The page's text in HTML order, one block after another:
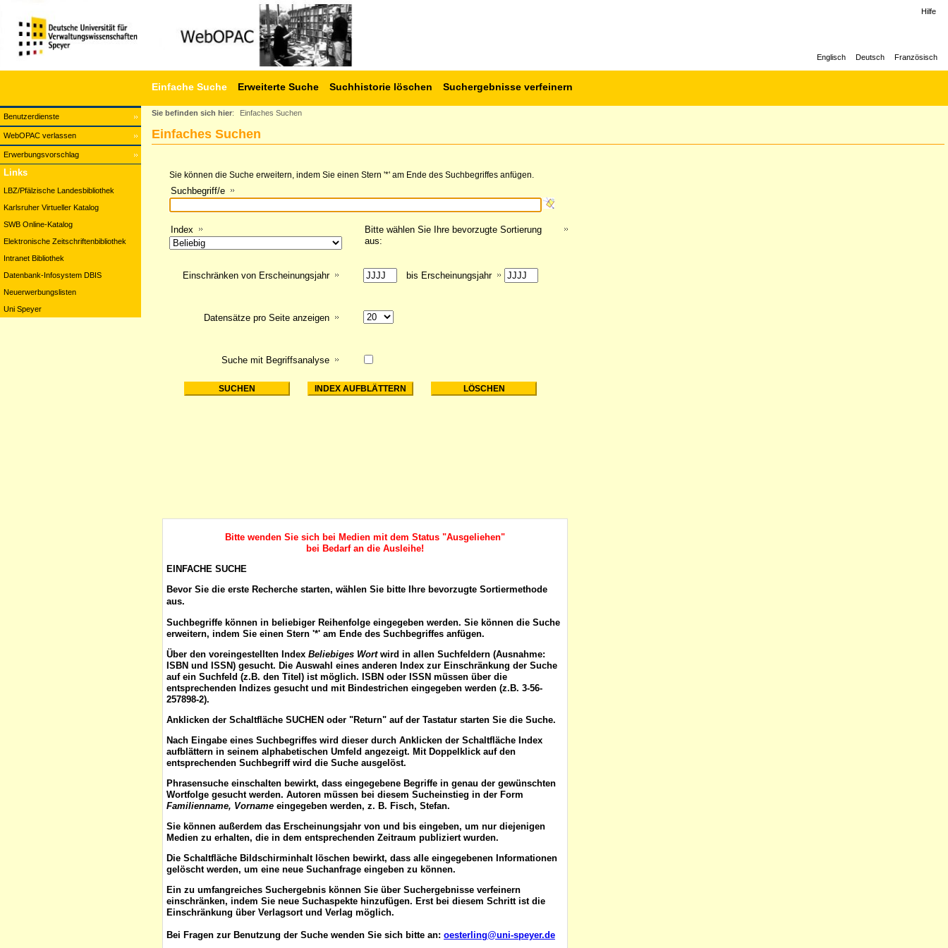
Benutzerdienste
WebOPAC verlassen
Erwerbungsvorschlag
Einfache Suche Erweiterte Suche Suchhistorie löschen Suchergebnisse verfeinern
Hilfe
Englisch Deutsch Französisch
Links
LBZ/Pfälzische Landesbibliothek
Karlsruher Virtueller Katalog
SWB Online-Katalog
Elektronische Zeitschriftenbibliothek
Intranet Bibliothek
Datenbank-Infosystem DBIS
Neuerwerbungslisten
Uni Speyer
Sie befinden sich hier: Einfaches Suchen
Einfaches Suchen
Sie können die Suche erweitern, indem Sie einen Stern '*' am Ende des Suchbegriffes anfügen.
Suchbegriff/e
Index
Bitte wählen Sie Ihre bevorzugte Sortierung
aus:
Suche mit Begriffsanalyse
Einschränken von Erscheinungsjahr bis Erscheinungsjahr
Datensätze pro Seite anzeigen
Bitte wenden Sie sich bei Medien mit dem Status "Ausgeliehen"
bei Bedarf an die Ausleihe!
EINFACHE SUCHE
Bevor Sie die erste Recherche starten, wählen Sie bitte Ihre bevorzugte Sortiermethode
aus.
Suchbegriffe können in beliebiger Reihenfolge eingegeben werden. Sie können die Suche
erweitern, indem Sie einen Stern '*' am Ende des Suchbegriffes anfügen.
Über den voreingestellten Index Beliebiges Wort wird in allen Suchfeldern (Ausnahme:
ISBN und ISSN) gesucht. Die Auswahl eines anderen Index zur Einschränkung der Suche
auf ein Suchfeld (z.B. den Titel) ist möglich. ISBN oder ISSN müssen über die
entsprechenden Indizes gesucht und mit Bindestrichen eingegeben werden (z.B. 3-56-
257898-2).
Anklicken der Schaltfläche SUCHEN oder "Return" auf der Tastatur starten Sie die Suche.
Nach Eingabe eines Suchbegriffes wird dieser durch Anklicken der Schaltfläche Index
aufblättern in seinem alphabetischen Umfeld angezeigt. Mit Doppelklick auf den
entsprechenden Suchbegriff wird die Suche ausgelöst.
Phrasensuche einschalten bewirkt, dass eingegebene Begriffe in genau der gewünschten
Wortfolge gesucht werden. Autoren müssen bei diesem Sucheinstieg in der Form
Familienname, Vorname eingegeben werden, z. B. Fisch, Stefan.
Sie können außerdem das Erscheinungsjahr von und bis eingeben, um nur diejenigen
Medien zu erhalten, die in dem entsprechenden Zeitraum publiziert wurden.
Die Schaltfläche Bildschirminhalt löschen bewirkt, dass alle eingegebenen Informationen
gelöscht werden, um eine neue Suchanfrage eingeben zu können.
Ein zu umfangreiches Suchergebnis können Sie über Suchergebnisse verfeinern
einschränken, indem Sie neue Suchaspekte hinzufügen. Erst bei diesem Schritt ist die
Einschränkung über Verlagsort und Verlag möglich.
Bei Fragen zur Benutzung der Suche wenden Sie sich bitte an: oesterling@uni-speyer.de